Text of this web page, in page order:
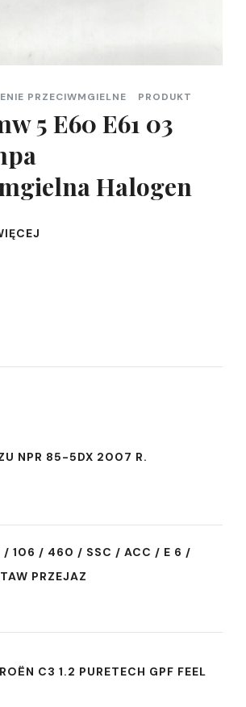
PRZECIWMGIELNE PRODUKT
5 E60 E61 03
Halogen
NPR 85-5DX 2007 R.
/ 106 / 460 / SSC / ACC / E 6 /
PRZEJAZ
C3 1.2 PURETECH GPF FEEL